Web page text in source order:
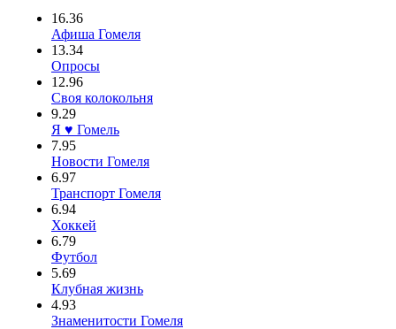
16.36
Афиша Гомеля
13.34
Опросы
12.96
Своя колокольня
9.29
Я ♥ Гомель
7.95
Новости Гомеля
6.97
Транспорт Гомеля
6.94
Хоккей
6.79
Футбол
5.69
Клубная жизнь
4.93
Знаменитости Гомеля